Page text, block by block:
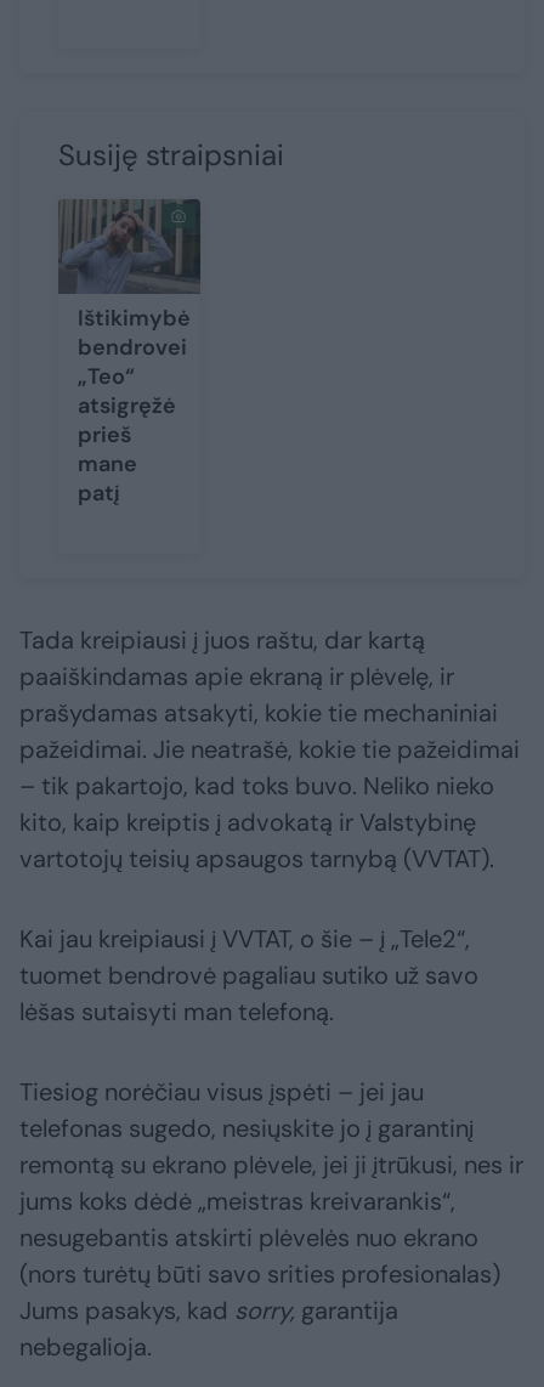
Susiję straipsniai
Ištikimybė
bendrovei
„Teo“
atsigręžė
prieš
mane
patį
Tada kreipiausi į juos raštu, dar kartą
paaiškindamas apie ekraną ir plėvelę, ir
prašydamas atsakyti, kokie tie mechaniniai
pažeidimai. Jie neatrašė, kokie tie pažeidimai
– tik pakartojo, kad toks buvo. Neliko nieko
kito, kaip kreiptis į advokatą ir Valstybinę
vartotojų teisių apsaugos tarnybą (VVTAT).
Kai jau kreipiausi į VVTAT, o šie – į „Tele2“,
tuomet bendrovė pagaliau sutiko už savo
lėšas sutaisyti man telefoną.
Tiesiog norėčiau visus įspėti – jei jau
telefonas sugedo, nesiųskite jo į garantinį
remontą su ekrano plėvele, jei ji įtrūkusi, nes ir
jums koks dėdė „meistras kreivarankis“,
nesugebantis atskirti plėvelės nuo ekrano
(nors turėtų būti savo srities profesionalas)
Jums pasakys, kad sorry, garantija
nebegalioja.